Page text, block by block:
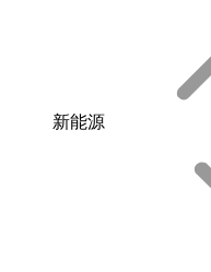
新能源